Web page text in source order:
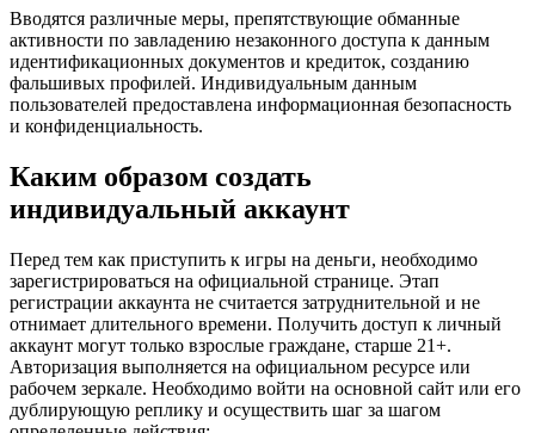
Вводятся различные меры, препятствующие обманные
активности по завладению незаконного доступа к данным
идентификационных документов и кредиток, созданию
фальшивых профилей. Индивидуальным данным
пользователей предоставлена информационная безопасность
и конфиденциальность.
Каким образом создать
индивидуальный аккаунт
Перед тем как приступить к игры на деньги, необходимо
зарегистрироваться на официальной странице. Этап
регистрации аккаунта не считается затруднительной и не
отнимает длительного времени. Получить доступ к личный
аккаунт могут только взрослые граждане, старше 21+.
Авторизация выполняется на официальном ресурсе или
рабочем зеркале. Необходимо войти на основной сайт или его
дублирующую реплику и осуществить шаг за шагом